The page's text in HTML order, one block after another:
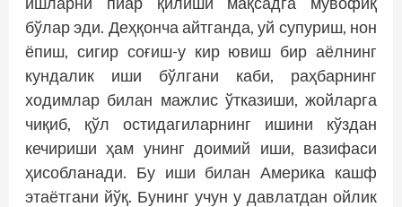
бўлар эди. Деҳқонча айтганда, уй супуриш, нон
ёпиш, сигир соғиш-у кир ювиш бир аёлнинг
кундалик иши бўлгани каби, раҳбарнинг
ходимлар билан мажлис ўтказиши, жойларга
чиқиб, қўл остидагиларнинг ишини кўздан
кечириши ҳам унинг доимий иши, вазифаси
ҳисобланади. Бу иши билан Америка кашф
этаётгани йўқ. Бунинг учун у давлатдан ойлик